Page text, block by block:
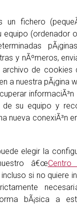
un fichero
equipo (ordenador
y nÃºmeros,
de cookies
a nuestra pÃ¡gina
informaciÃ³n
de su equipo y
nueva conexiÃ³n
elegir la
â€œ
incluso si no quiere
bÃ¡sica a